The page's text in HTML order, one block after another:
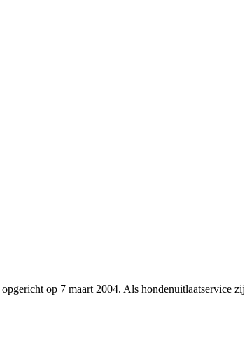
op 7 maart 2004. Als hondenuitlaatservice